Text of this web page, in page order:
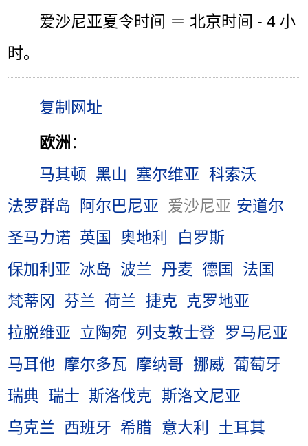
爱沙尼亚夏令时间 ＝ 北京时间 - 4 小
时。
欧洲 ：
马其顿 黑山 塞尔维亚 科索沃
法罗群岛
阿尔巴尼亚 爱沙尼亚 安道尔
圣马力诺 英国 奥地利
白罗斯
保加利亚 冰岛 波兰 丹麦 德国
法国
梵蒂冈
芬兰 荷兰 捷克 克罗地亚
拉脱维亚
立陶宛 列支敦士登
罗马尼亚
马耳他 摩尔多瓦 摩纳哥 挪威 葡萄牙
瑞典 瑞士 斯洛伐克 斯洛文尼亚
乌克兰
西班牙 希腊 意大利 土耳其